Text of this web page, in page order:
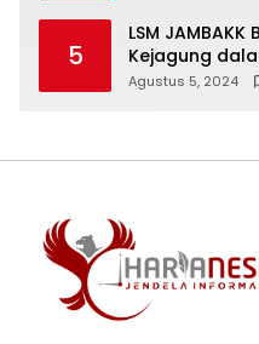
5
LSM
Kejagung
Walikota
Agustus 5, 2024